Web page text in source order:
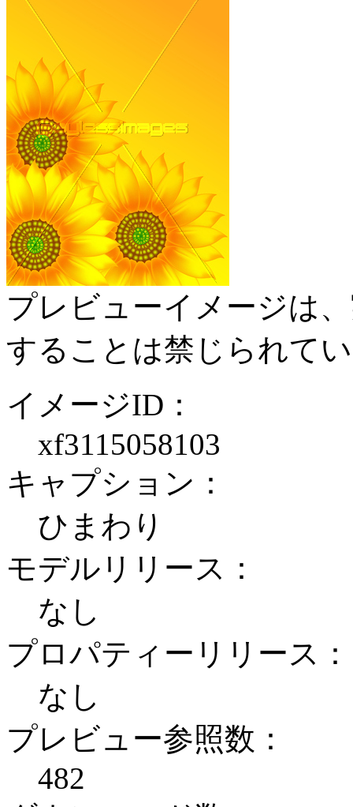
プレビューイメージは
することは禁じられて
イメージID：
xf3115058103
キャプション：
ひまわり
モデルリリース：
なし
プロパティーリリース：
なし
プレビュー参照数：
482